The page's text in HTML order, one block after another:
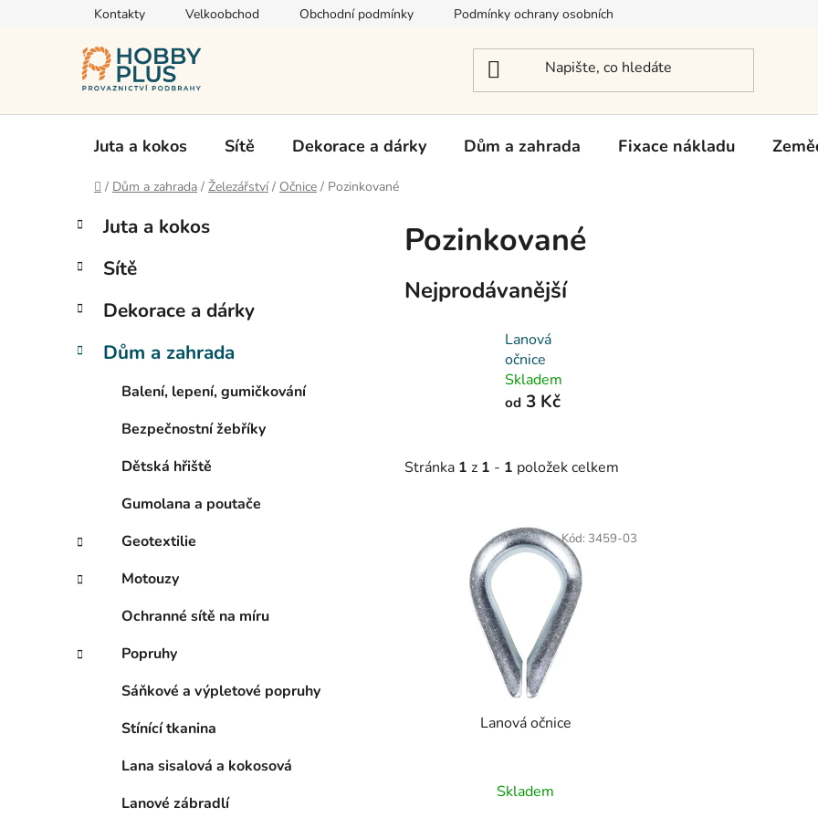
Kontakty Velkoobchod Obchodní podmínky Podmínky ochrany osobních údajů
Juta a kokos Sítě Dekorace a dárky Dům a zahrada Fixace nákladu
Domů
/ Dům a zahrada / Železářství / Očnice / Pozinkované
P
s
r
n
Přeskočit
kategorie
K
a
e
o
i
Juta a kokos
Sítě
Dekorace a dárky
Dům a zahrada
Balení, lepení, gumičkování
Bezpečnostní žebříky
Dětská hřiště
Gumolana a poutače
Geotextilie
Motouzy
Ochranné sítě na míru
Popruhy
Sáňkové a výpletové popruhy
Stínící tkanina
Lana sisalová a kokosová
Lanové zábradlí
Pozinkované
Nejprodávanější
Lanová
očnice
Skladem
od 3 Kč
Stránka 1 z 1 - 1 položek celkem
Lanová očnice
Skladem
Kód: 3459-03